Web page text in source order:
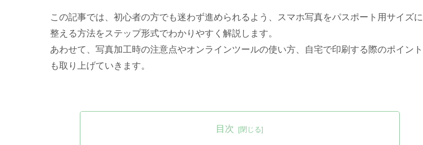
この記事では、初心者の方でも迷わず進められるよう、スマホ写真をパスポート用サイズに
整える方法をステップ形式でわかりやすく解説します。
あわせて、写真加工時の注意点やオンラインツールの使い方、自宅で印刷する際のポイント
も取り上げていきます。
目次